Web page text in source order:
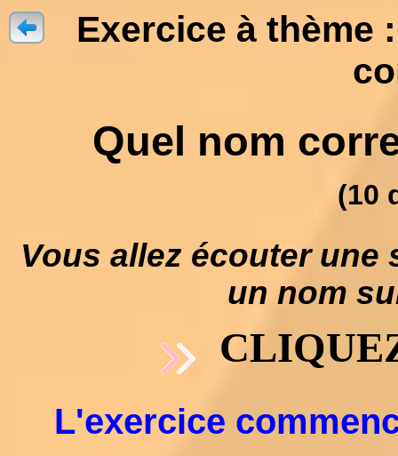
Exercice à thème
Quel nom
(10
Vous allez écouter une
un nom
L'exercice